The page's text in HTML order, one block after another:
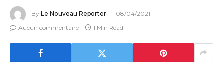
By Le Nouveau Reporter
08/04/2021
Aucun commentaire
1 Min Read